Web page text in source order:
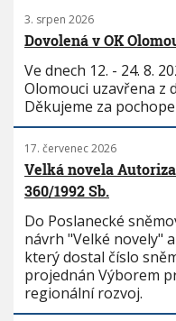
3. srpen 2026
Dovolená v OK
Ve dnech 12. - 24. 8.
Olomouci uzavřena z
Děkujeme za
17. červenec 2026
Velká novela
360/1992 Sb.
Do Poslanecké
návrh "Velké novely"
který dostal číslo
projednán Výborem
regionální rozvoj.